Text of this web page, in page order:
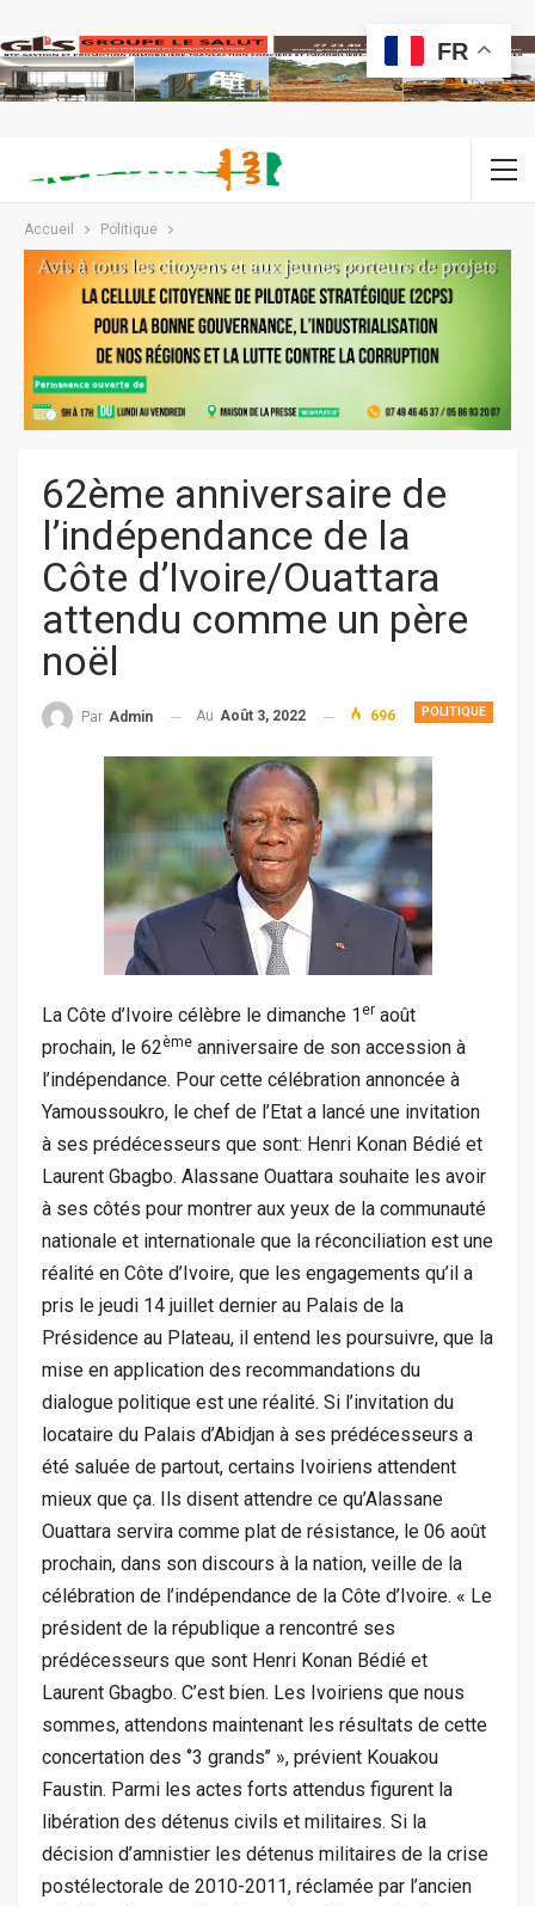
Accueil Politique
62ème anniversaire de
l’indépendance de la
Côte d’Ivoire/Ouattara
attendu comme un père
noël
POLITIQUE
Par Admin Au Août 3, 2022 696
La Côte d’Ivoire célèbre le dimanche 1 er août
prochain, le 62ème anniversaire de son accession à
l’indépendance. Pour cette célébration annoncée à
Yamoussoukro, le chef de l’Etat a lancé une invitation
à ses prédécesseurs que sont: Henri Konan Bédié et
Laurent Gbagbo. Alassane Ouattara souhaite les avoir
à ses côtés pour montrer aux yeux de la communauté
nationale et internationale que la réconciliation est une
réalité en Côte d’Ivoire, que les engagements qu’il a
pris le jeudi 14 juillet dernier au Palais de la
Présidence au Plateau, il entend les poursuivre, que la
mise en application des recommandations du
dialogue politique est une réalité. Si l’invitation du
locataire du Palais d’Abidjan à ses prédécesseurs a
été saluée de partout, certains Ivoiriens attendent
mieux que ça. Ils disent attendre ce qu’Alassane
Ouattara servira comme plat de résistance, le 06 août
prochain, dans son discours à la nation, veille de la
célébration de l’indépendance de la Côte d’Ivoire. « Le
président de la république a rencontré ses
prédécesseurs que sont Henri Konan Bédié et
Laurent Gbagbo. C’est bien. Les Ivoiriens que nous
sommes, attendons maintenant les résultats de cette
concertation des ‘’3 grands’’ », prévient Kouakou
Faustin. Parmi les actes forts attendus figurent la
libération des détenus civils et militaires. Si la
décision d’amnistier les détenus militaires de la crise
postélectorale de 2010-2011, réclamée par l’ancien
FR